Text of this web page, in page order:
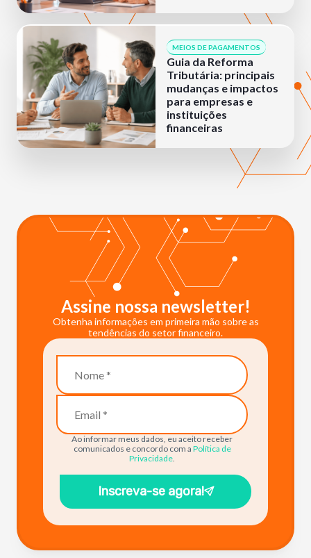
MEIOS DE PAGAMENTOS
Guia da Reforma
Tributária: principais
mudanças e impactos
para empresas e
instituições
financeiras
Assine nossa newsletter!
Obtenha informações em primeira mão sobre as
tendências do setor financeiro.
Ao informar meus dados, eu aceito receber
comunicados e concordo com a Política de
Privacidade.
Inscreva-se agora!